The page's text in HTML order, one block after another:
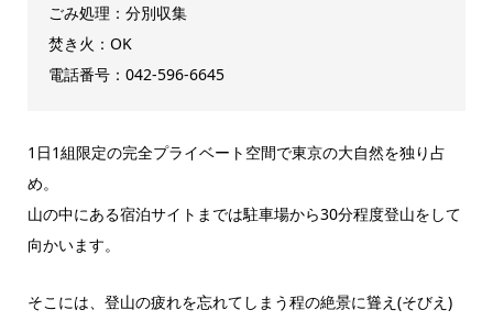
ごみ処理：分別収集
焚き火：OK
電話番号：042‐596‐6645
1日1組限定の完全プライベート空間で東京の大自然を独り占
め。
山の中にある宿泊サイトまでは駐車場から30分程度登山をして
向かいます。
そこには、登山の疲れを忘れてしまう程の絶景に聳え(そびえ)